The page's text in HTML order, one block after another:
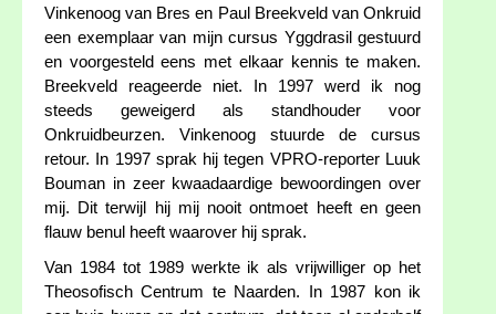
Vinkenoog van Bres en Paul Breekveld van Onkruid
een exemplaar van mijn cursus Yggdrasil gestuurd
en voorgesteld eens met elkaar kennis te maken.
Breekveld reageerde niet. In 1997 werd ik nog
steeds geweigerd als standhouder voor
Onkruidbeurzen. Vinkenoog stuurde de cursus
retour. In 1997 sprak hij tegen VPRO-reporter Luuk
Bouman in zeer kwaadaardige bewoordingen over
mij. Dit terwijl hij mij nooit ontmoet heeft en geen
flauw benul heeft waarover hij sprak.
Van 1984 tot 1989 werkte ik als vrijwilliger op het
Theosofisch Centrum te Naarden. In 1987 kon ik